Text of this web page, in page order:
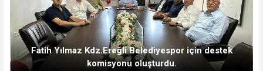
Fatih Yılmaz Kdz.Ereğli Belediyespor için destek
komisyonu oluşturdu.